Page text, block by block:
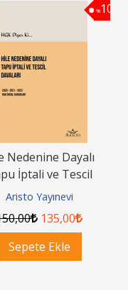
%10
Nedenine Dayalı
İptali ve Tescil
Davaları
Aristo Yayınevi
,00 135,00
Sepete Ekle